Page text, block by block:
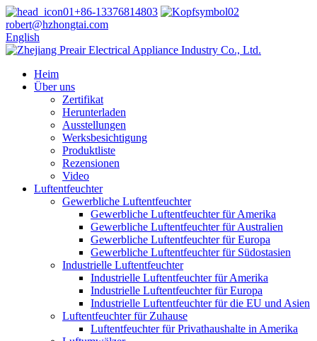
+86-13376814803
robert@hzhongtai.com
English
Heim
Über uns
Zertifikat
Herunterladen
Ausstellungen
Werksbesichtigung
Produktliste
Rezensionen
Video
Luftentfeuchter
Gewerbliche Luftentfeuchter
Gewerbliche Luftentfeuchter für Amerika
Gewerbliche Luftentfeuchter für Australien
Gewerbliche Luftentfeuchter für Europa
Gewerbliche Luftentfeuchter für Südostasien
Industrielle Luftentfeuchter
Industrielle Luftentfeuchter für Amerika
Industrielle Luftentfeuchter für Europa
Industrielle Luftentfeuchter für die EU und Asien
Luftentfeuchter für Zuhause
Luftentfeuchter für Privathaushalte in Amerika